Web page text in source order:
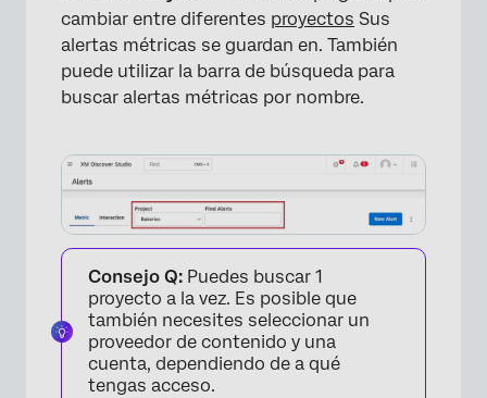
×
cambiar entre diferentes proyectos Sus
alertas métricas se guardan en. También
puede utilizar la barra de búsqueda para
buscar alertas métricas por nombre.
Consejo Q: Puedes buscar 1
proyecto a la vez. Es posible que
también necesites seleccionar un
proveedor de contenido y una
cuenta, dependiendo de a qué
tengas acceso.